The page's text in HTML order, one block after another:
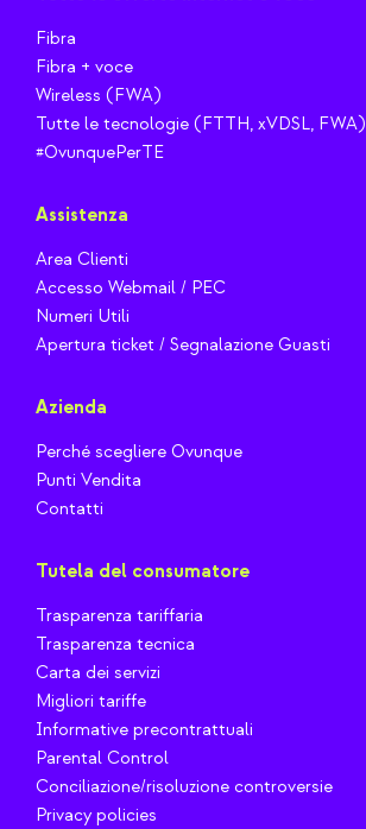
Fibra
Fibra + voce
Wireless (FWA)
Tutte le tecnologie (FTTH, xVDSL, FWA)
#OvunquePerTE
Assistenza
Area Clienti
Accesso Webmail / PEC
Numeri Utili
Apertura ticket / Segnalazione Guasti
Azienda
Perché scegliere Ovunque
Punti Vendita
Contatti
Tutela del consumatore
Trasparenza tariffaria
Trasparenza tecnica
Carta dei servizi
Migliori tariffe
Informative precontrattuali
Parental Control
Conciliazione/risoluzione controversie
Privacy policies